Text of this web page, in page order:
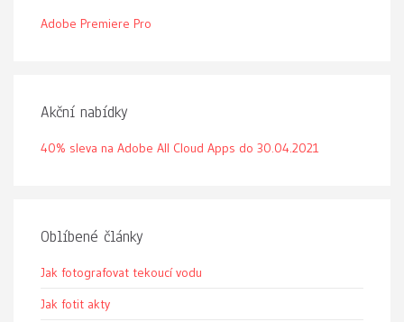
Adobe Premiere Pro
Akční nabídky
40% sleva na Adobe All Cloud Apps do 30.04.2021
Oblíbené články
Jak fotografovat tekoucí vodu
Jak fotit akty